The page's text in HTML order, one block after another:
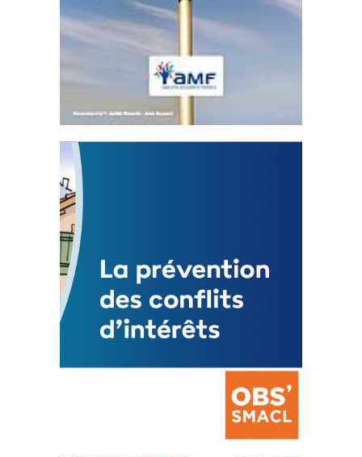
Statut de l’élu local
3 avril 2024
Mise à jour avril 2024
FEUILLETER